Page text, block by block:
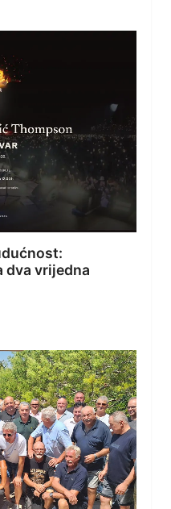
dva vrijedna